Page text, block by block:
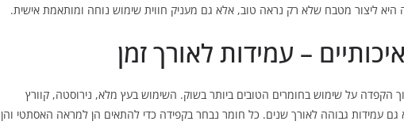
היא ליצור מטבח שלא רק נראה טוב, אלא גם מעניק חווית שימוש נוחה ומותאמת אישית.
– עמידות לאורך זמן
הקפדה על שימוש בחומרים הטובים ביותר בשוק. השימוש בעץ מלא, נירוסטה, קוורץ
גם עמידות גבוהה לאורך שנים. כל חומר נבחר בקפידה כדי להתאים הן למראה האסתטי והן